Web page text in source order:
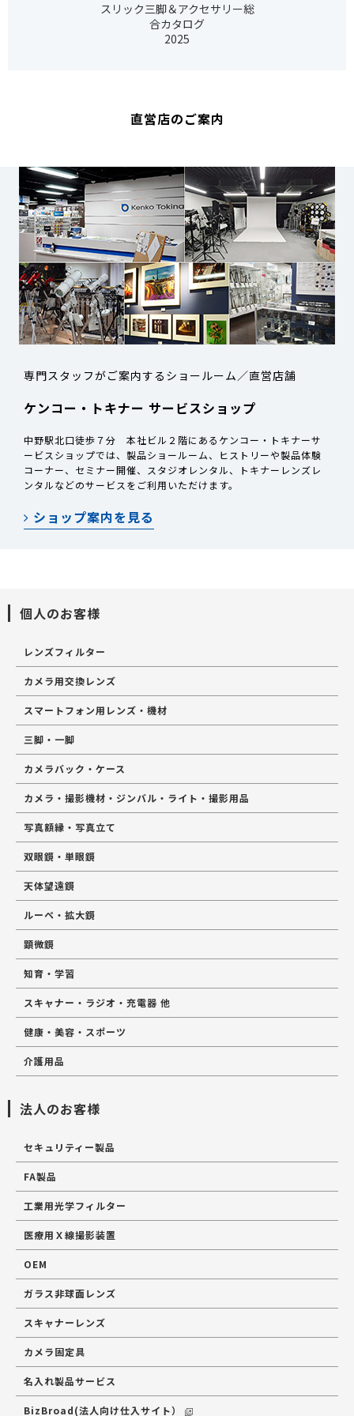
スリック三脚＆アクセサリー総
合カタログ
2025
直営店のご案内
専門スタッフがご案内するショールーム／直営店舗
ケンコー・トキナー サービスショップ
中野駅北口徒歩７分 本社ビル２階にあるケンコー・トキナーサ
ービスショップでは、製品ショールーム、ヒストリーや製品体験
コーナー、セミナー開催、スタジオレンタル、トキナーレンズレ
ンタルなどのサービスをご利用いただけます。
ショップ案内を見る
個人のお客様
レンズフィルター
カメラ用交換レンズ
スマートフォン用レンズ・機材
三脚・一脚
カメラバック・ケース
カメラ・撮影機材・ジンバル・ライト・撮影用品
写真額縁・写真立て
双眼鏡・単眼鏡
天体望遠鏡
ルーペ・拡大鏡
顕微鏡
知育・学習
スキャナー・ラジオ・充電器 他
健康・美容・スポーツ
介護用品
法人のお客様
セキュリティー製品
FA製品
工業用光学フィルター
医療用Ｘ線撮影装置
OEM
ガラス非球面レンズ
スキャナーレンズ
カメラ固定具
名入れ製品サービス
BizBroad(法人向け仕入サイト）